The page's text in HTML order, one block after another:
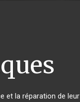
et la réparation de leur